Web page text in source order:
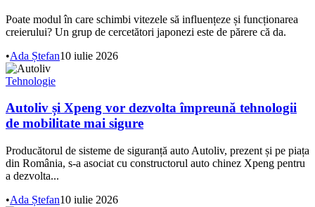
Poate modul în care schimbi vitezele să influențeze și funcționarea
creierului? Un grup de cercetători japonezi este de părere că da.
•Ada Ștefan10 iulie 2026
Tehnologie
Autoliv și Xpeng vor dezvolta împreună tehnologii
de mobilitate mai sigure
Producătorul de sisteme de siguranță auto Autoliv, prezent și pe piața
din România, s-a asociat cu constructorul auto chinez Xpeng pentru
a dezvolta...
•Ada Ștefan10 iulie 2026